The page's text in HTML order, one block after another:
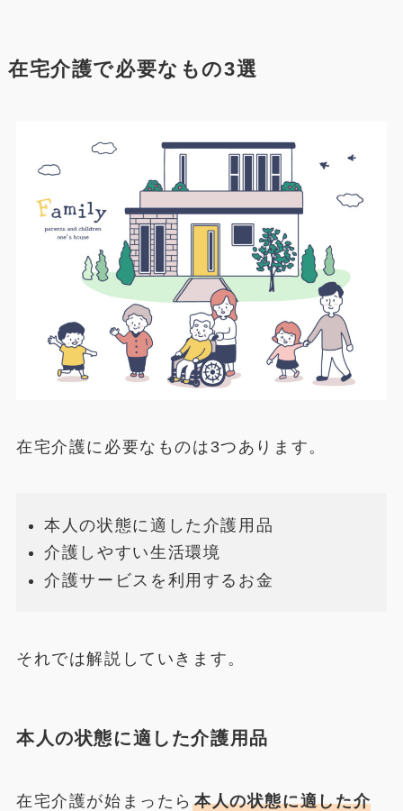
在宅介護で必要なもの3選
在宅介護に必要なものは3つあります。
本人の状態に適した介護用品
介護しやすい生活環境
介護サービスを利用するお金
それでは解説していきます。
本人の状態に適した介護用品
在宅介護が始まったら本人の状態に適した介